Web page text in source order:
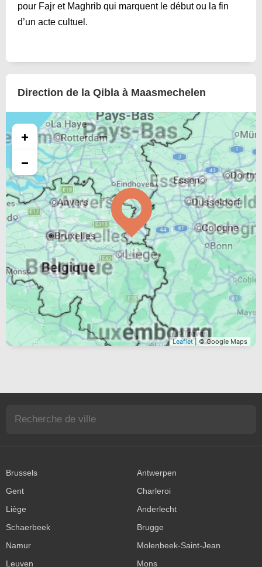
pour Fajr et Maghrib qui marquent le début ou la fin
d’un acte cultuel.
Direction de la Qibla à Maasmechelen
+
−
Leaflet| © Google Maps
Brussels
Antwerpen
Gent
Charleroi
Liège
Anderlecht
Schaerbeek
Brugge
Namur
Molenbeek-Saint-Jean
Leuven
Mons